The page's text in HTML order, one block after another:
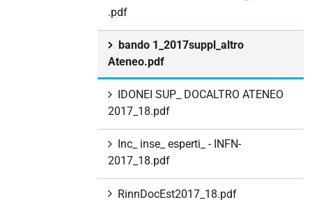
.pdf
bando 1_2017suppl_altro
Ateneo.pdf
IDONEI SUP_ DOCALTRO ATENEO
2017_18.pdf
Inc_ inse_ esperti_ - INFN-
2017_18.pdf
RinnDocEst2017_18.pdf